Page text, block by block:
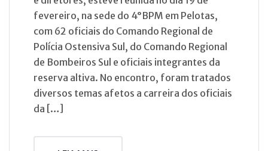
fevereiro, na sede do 4°BPM em Pelotas,
com 62 oficiais do Comando Regional de
Polícia Ostensiva Sul, do Comando Regional
de Bombeiros Sul e oficiais integrantes da
reserva altiva. No encontro, foram tratados
diversos temas afetos a carreira dos oficiais
da […]